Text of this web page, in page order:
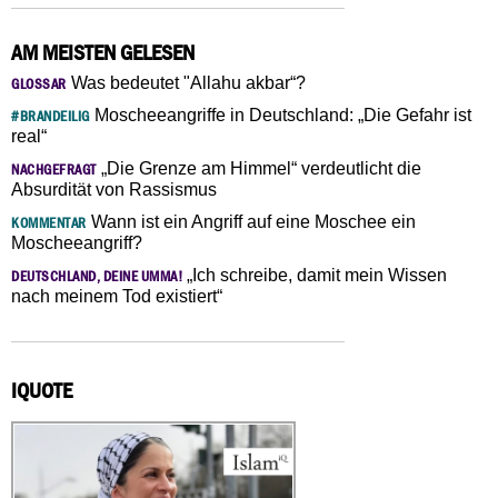
AM MEISTEN GELESEN
GLOSSAR Was bedeutet "Allahu akbar“?
#BRANDEILIGMoscheeangriffe in Deutschland: „Die Gefahr ist
real“
NACHGEFRAGT„Die Grenze am Himmel“ verdeutlicht die
Absurdität von Rassismus
KOMMENTAR Wann ist ein Angriff auf eine Moschee ein
Moscheeangriff?
DEUTSCHLAND, DEINE UMMA! „Ich schreibe, damit mein Wissen
nach meinem Tod existiert“
IQUOTE